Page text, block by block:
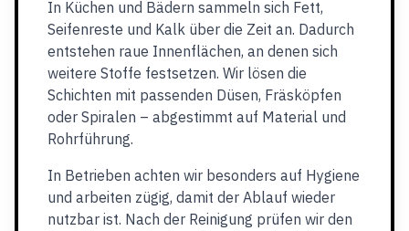
In Küchen und Bädern sammeln sich Fett,
Seifenreste und Kalk über die Zeit an. Dadurch
entstehen raue Innenflächen, an denen sich
weitere Stoffe festsetzen. Wir lösen die
Schichten mit passenden Düsen, Fräsköpfen
oder Spiralen – abgestimmt auf Material und
Rohrführung.
In Betrieben achten wir besonders auf Hygiene
und arbeiten zügig, damit der Ablauf wieder
nutzbar ist. Nach der Reinigung prüfen wir den